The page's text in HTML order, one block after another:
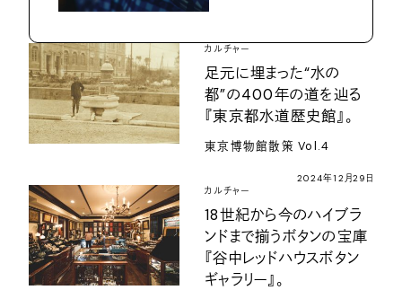
カルチャー
足元に埋まった“水の
都”の400年の道を辿る
『東京都水道歴史館』。
東京博物館散策 Vol.4
2024年12月29日
カルチャー
18世紀から今のハイブラ
ンドまで揃うボタンの宝庫
『谷中レッドハウスボタン
ギャラリー』。